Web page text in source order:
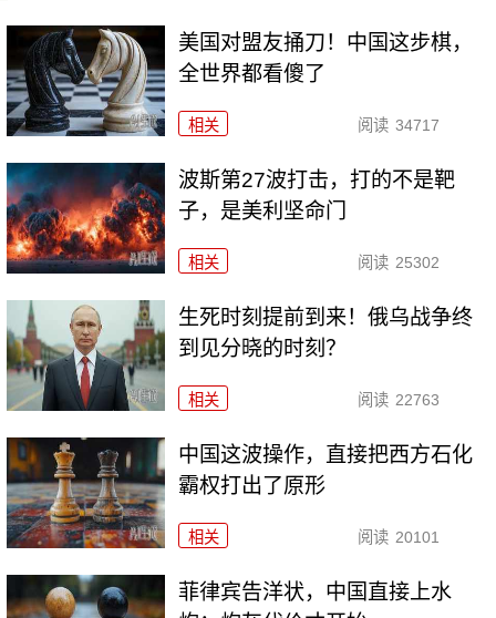
美国对盟友捅刀！中国这步棋，
全世界都看傻了
相关 阅读 34717
波斯第27波打击，打的不是靶
子，是美利坚命门
相关 阅读 25302
生死时刻提前到来！俄乌战争终
到见分晓的时刻？
相关 阅读 22763
中国这波操作，直接把西方石化
霸权打出了原形
相关 阅读 20101
菲律宾告洋状，中国直接上水